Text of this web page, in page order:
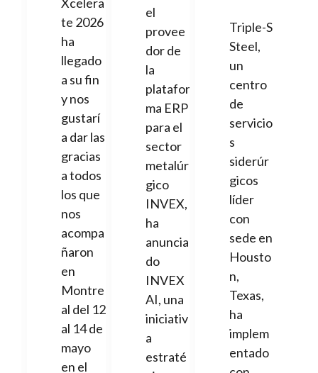
te 2026
ha
llegado
a su fin
y nos
gustarí
a dar las
gracias
a todos
los que
nos
acompa
ñaron
en
Montre
al del 12
al 14 de
mayo
en el
el
provee
dor de
la
platafor
ma ERP
para el
sector
metalúr
gico
INVEX,
ha
anuncia
do
INVEX
AI, una
iniciativ
a
estraté
Triple-S
Steel,
un
centro
de
servicio
s
siderúr
gicos
líder
con
sede en
Housto
n,
Texas,
ha
implem
entado